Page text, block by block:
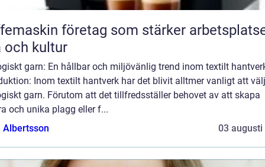
företag som stärker
och kultur
garn: En hållbar och miljövänlig trend inom textilt
Inom textilt hantverk har det blivit alltmer vanligt att
garn. Förutom att det tillfredsställer behovet av att skapa
och unika plagg eller f...
Albertsson
03 augusti